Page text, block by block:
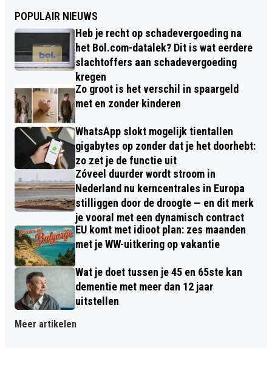
POPULAIR NIEUWS
Heb je recht op schadevergoeding na
het Bol.com-datalek? Dit is wat eerdere
slachtoffers aan schadevergoeding
kregen
Zo groot is het verschil in spaargeld
met en zonder kinderen
WhatsApp slokt mogelijk tientallen
gigabytes op zonder dat je het doorhebt:
zo zet je de functie uit
Zóveel duurder wordt stroom in
Nederland nu kerncentrales in Europa
stilliggen door de droogte — en dit merk
je vooral met een dynamisch contract
EU komt met idioot plan: zes maanden
met je WW-uitkering op vakantie
Wat je doet tussen je 45 en 65ste kan
dementie met meer dan 12 jaar
uitstellen
Meer artikelen